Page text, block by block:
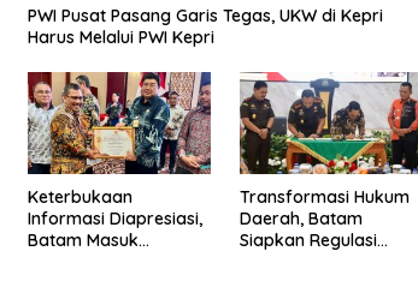
PWI Pusat Pasang Garis Tegas, UKW di Kepri
Harus Melalui PWI Kepri
Keterbukaan
Informasi Diapresiasi,
Batam Masuk
Transformasi Hukum
Daerah, Batam
Siapkan Regulasi